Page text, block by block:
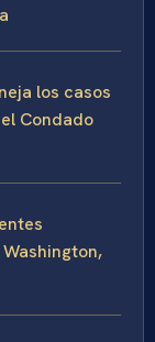
los casos
Condado